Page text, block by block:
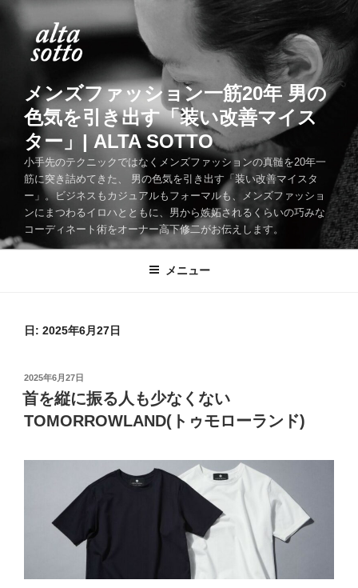
メンズファッション一筋20年 男の
色気を引き出す「装い改善マイス
ター」| ALTA SOTTO
小手先のテクニックではなくメンズファッションの真髄を20年一
筋に突き詰めてきた、 男の色気を引き出す「装い改善マイスタ
ー」。ビジネスもカジュアルもフォーマルも、メンズファッショ
ンにまつわるイロハとともに、男から嫉妬されるくらいの巧みな
コーディネート術をオーナー高下修二がお伝えします。
メニュー
日: 2025年6月27日
投
稿
日:
2025年6月27日
首を縦に振る人も少なくない
TOMORROWLAND(トゥモローランド)